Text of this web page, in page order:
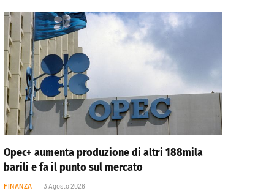
Opec+ aumenta produzione di altri 188mila
barili e fa il punto sul mercato
FINANZA 3 Agosto 2026